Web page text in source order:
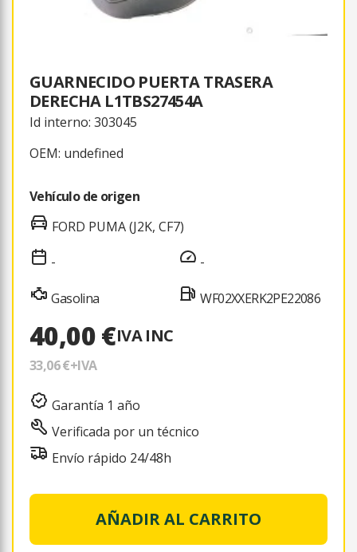
GUARNECIDO PUERTA TRASERA
DERECHA L1TBS27454A
Id interno: 303045
OEM: undefined
Vehículo de origen
FORD PUMA (J2K, CF7)
-
Gasolina
-
WF02XXERK2PE22086
40,00 €IVA INC
33,06 €+IVA
Garantía 1 año
Verificada por un técnico
Envío rápido 24/48h
AÑADIR AL CARRITO